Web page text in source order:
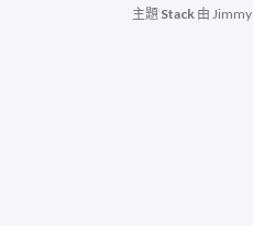
主題 Stack 由 Jimmy